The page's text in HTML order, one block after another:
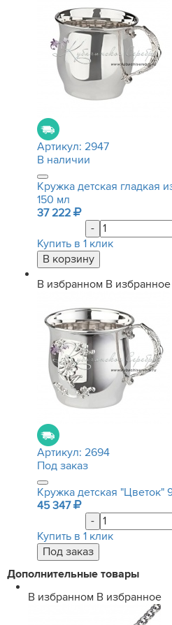
Артикул: 2947
В наличии
Кружка детская гладкая
150 мл
37 222
-
Купить в 1 клик
В избранном В избранное
Артикул: 2694
Под заказ
Кружка детская "Цветок"
45 347
-
Купить в 1 клик
Дополнительные товары
В избранном В избранное